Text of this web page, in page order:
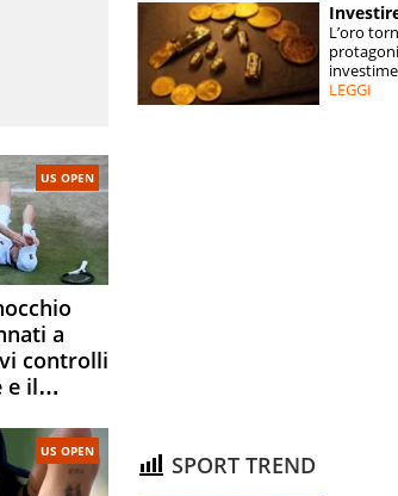
ESPERTI
CONTATTI
US OPEN
a
controlli
e il
US OPEN
L’oro
LEGGI
SPORT TREND